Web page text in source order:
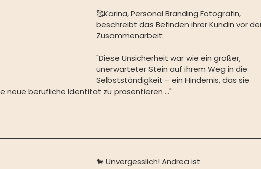
🥰Karina, Personal Branding Fotografin,
beschreibt das Befinden ihrer Kundin vor
Zusammenarbeit: ⁠ ⁠
"Diese Unsicherheit war wie ein großer,
unerwarteter Stein auf ihrem Weg in die
Selbstständigkeit – ein Hindernis, das sie
neue berufliche Identität zu präsentieren …"⁠
🐎 Unvergesslich! Andrea ist